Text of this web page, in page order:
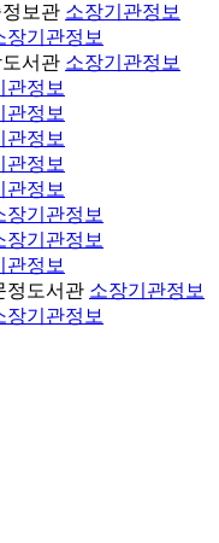
보관 소장기관정보
장기관정보
서관 소장기관정보
관정보
관정보
관정보
관정보
관정보
장기관정보
장기관정보
관정보
정도서관 소장기관정보
장기관정보